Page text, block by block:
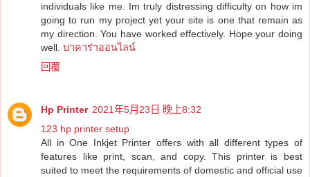
individuals like me. Im truly distressing difficulty on how im
going to run my project yet your site is one that remain as
my direction. You have worked effectively. Hope your doing
well. บาคาร่าออนไลน์
回覆
Hp Printer 2021年5月23日 晚上8:32
123 hp printer setup
All in One Inkjet Printer offers with all different types of
features like print, scan, and copy. This printer is best
suited to meet the requirements of domestic and official use